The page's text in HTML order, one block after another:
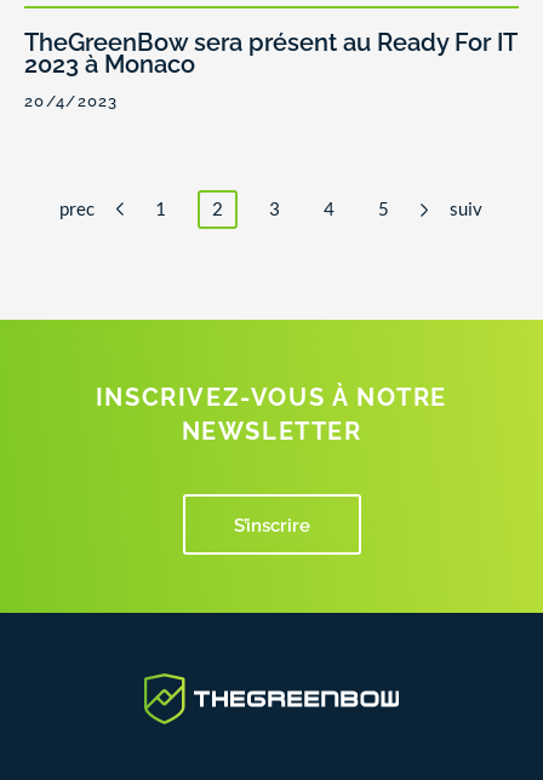
TheGreenBow sera présent au Ready For IT
2023 à Monaco
20/4/2023
prec 1 2 3 4 5 suiv
INSCRIVEZ-VOUS À NOTRE
NEWSLETTER
S’inscrire